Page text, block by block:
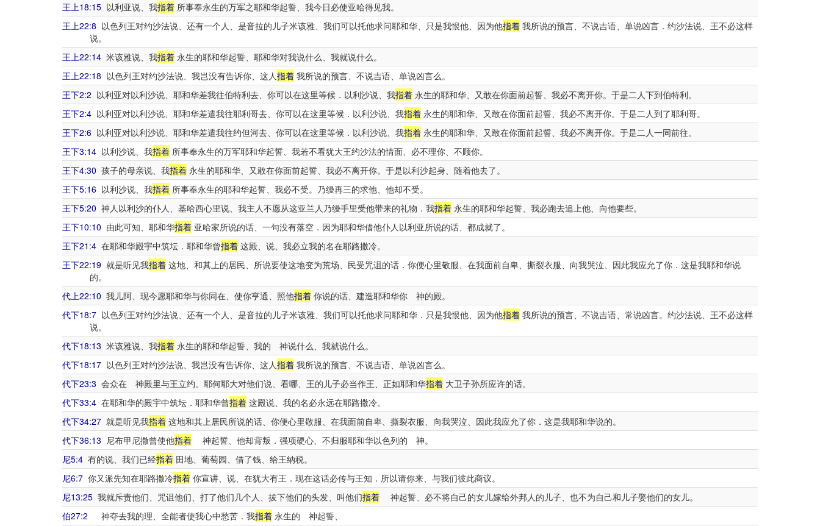
王上18:15 以利亚说、我指着 所事奉永生的万军之耶和华起誓、我今日必使亚哈得见我。
王上22:8 以色列王对约沙法说、还有一个人、是音拉的儿子米该雅、我们可以托他求问耶和华、只是我恨他、因为他指着 我所说的预言、不说吉语、单说凶言．约沙法说、王不必这样
说。
王上22:14 米该雅说、我指着 永生的耶和华起誓、耶和华对我说什么、我就说什么。
王上22:18 以色列王对约沙法说、我岂没有告诉你、这人指着 我所说的预言、不说吉语、单说凶言么。
王下2:2 以利亚对以利沙说、耶和华差我往伯特利去、你可以在这里等候．以利沙说、我指着 永生的耶和华、又敢在你面前起誓、我必不离开你。于是二人下到伯特利。
王下2:4 以利亚对以利沙说、耶和华差遣我往耶利哥去、你可以在这里等候．以利沙说、我指着 永生的耶和华、又敢在你面前起誓、我必不离开你。于是二人到了耶利哥。
王下2:6 以利亚对以利沙说、耶和华差遣我往约但河去、你可以在这里等候．以利沙说、我指着 永生的耶和华、又敢在你面前起誓、我必不离开你。于是二人一同前往。
王下3:14 以利沙说、我指着 所事奉永生的万军耶和华起誓、我若不看犹大王约沙法的情面、必不理你、不顾你。
王下4:30 孩子的母亲说、我指着 永生的耶和华、又敢在你面前起誓、我必不离开你。于是以利沙起身、随着他去了。
王下5:16 以利沙说、我指着 所事奉永生的耶和华起誓、我必不受。乃缦再三的求他、他却不受。
王下5:20 神人以利沙的仆人、基哈西心里说、我主人不愿从这亚兰人乃缦手里受他带来的礼物．我指着 永生的耶和华起誓、我必跑去追上他、向他要些。
王下10:10 由此可知、耶和华指着 亚哈家所说的话、一句没有落空．因为耶和华借他仆人以利亚所说的话、都成就了。
王下21:4 在耶和华殿宇中筑坛．耶和华曾指着 这殿、说、我必立我的名在耶路撒冷。
王下22:19 就是听见我指着 这地、和其上的居民、所说要使这地变为荒场、民受咒诅的话．你便心里敬服、在我面前自卑、撕裂衣服、向我哭泣、因此我应允了你．这是我耶和华说
的。
代上22:10 我儿阿、现今愿耶和华与你同在、使你亨通、照他指着 你说的话、建造耶和华你 神的殿。
代下18:7 以色列王对约沙法说、还有一个人、是音拉的儿子米该雅、我们可以托他求问耶和华．只是我恨他、因为他指着 我所说的预言、不说吉语、常说凶言。约沙法说、王不必这样
说。
代下18:13 米该雅说、我指着 永生的耶和华起誓、我的 神说什么、我就说什么。
代下18:17 以色列王对约沙法说、我岂没有告诉你、这人指着 我所说的预言、不说吉语、单说凶言么。
代下23:3 会众在 神殿里与王立约。耶何耶大对他们说、看哪、王的儿子必当作王、正如耶和华指着 大卫子孙所应许的话。
代下33:4 在耶和华的殿宇中筑坛．耶和华曾指着 这殿说、我的名必永远在耶路撒冷。
代下34:27 就是听见我指着 这地和其上居民所说的话、你便心里敬服、在我面前自卑、撕裂衣服、向我哭泣、因此我应允了你．这是我耶和华说的。
代下36:13 尼布甲尼撒曾使他指着 神起誓、他却背叛．强项硬心、不归服耶和华以色列的 神。
尼5:4 有的说、我们已经指着 田地、葡萄园、借了钱、给王纳税。
尼6:7 你又派先知在耶路撒冷指着 你宣讲、说、在犹大有王．现在这话必传与王知．所以请你来、与我们彼此商议。
尼13:25 我就斥责他们、咒诅他们、打了他们几个人、拔下他们的头发、叫他们指着 神起誓、必不将自己的女儿嫁给外邦人的儿子、也不为自己和儿子娶他们的女儿。
伯27:2 神夺去我的理、全能者使我心中愁苦．我指着 永生的 神起誓、